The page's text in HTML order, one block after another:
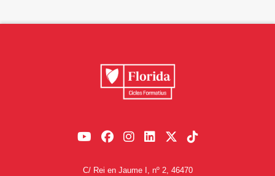
C/ Rei en Jaume I, nº 2, 46470